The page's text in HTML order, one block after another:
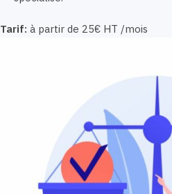
Tarif: à partir de 25€ HT /mois